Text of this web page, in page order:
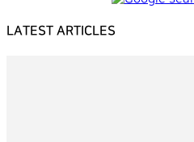
제 73강. 지리학과 인
15:26
LATEST ARTICLES